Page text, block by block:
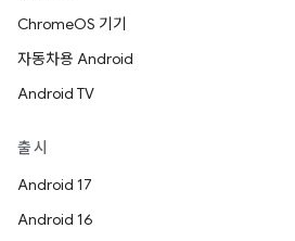
ChromeOS 기기
자동차용 Android
Android TV
출시
Android 17
Android 16